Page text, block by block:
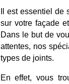
Il est essentiel
sur votre façade
Dans le but de
attentes, nos
types de joints.
En effet, vous